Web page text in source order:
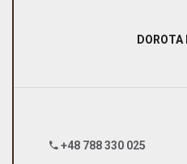
DOROTA
+48 788 330 025